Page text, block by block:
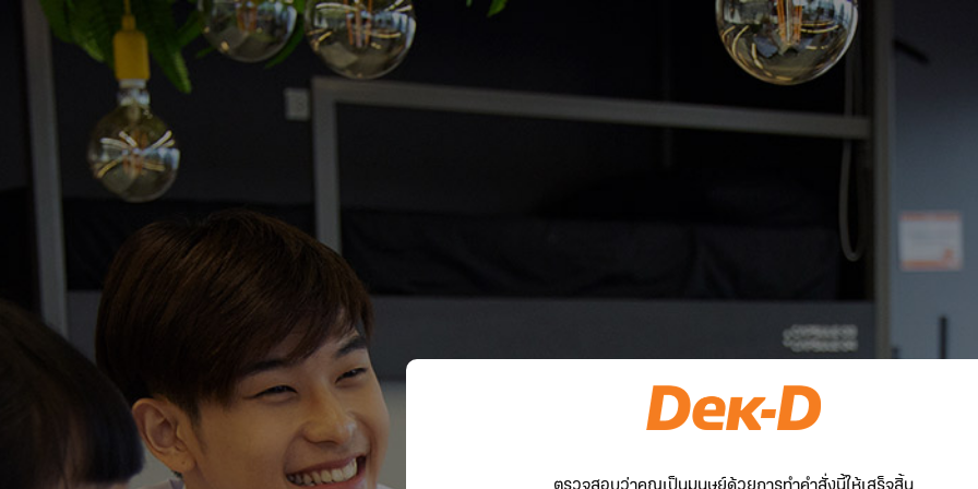
ตรวจสอบว่าคุณเป็นมนุษย์ด้วยการทำคำสั่งนี้ให้เสร็จสิ้น